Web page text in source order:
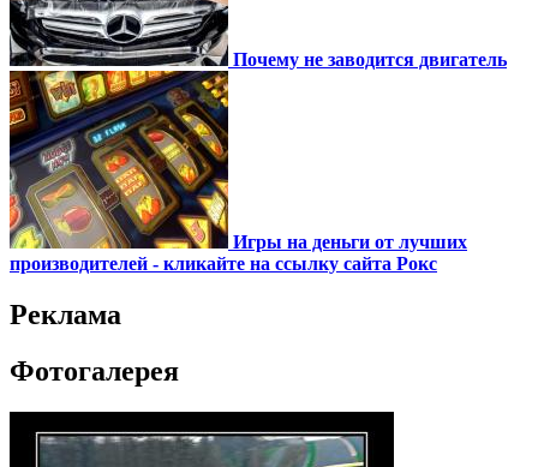
Почему не заводится двигатель
Игры на деньги от лучших
производителей - кликайте на ссылку сайта Рокс
Реклама
Фотогалерея